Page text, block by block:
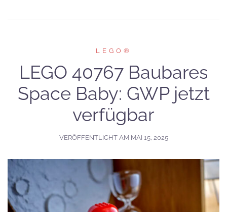
LEGO®
LEGO 40767 Baubares
Space Baby: GWP jetzt
verfügbar
VERÖFFENTLICHT AM MAI 15, 2025